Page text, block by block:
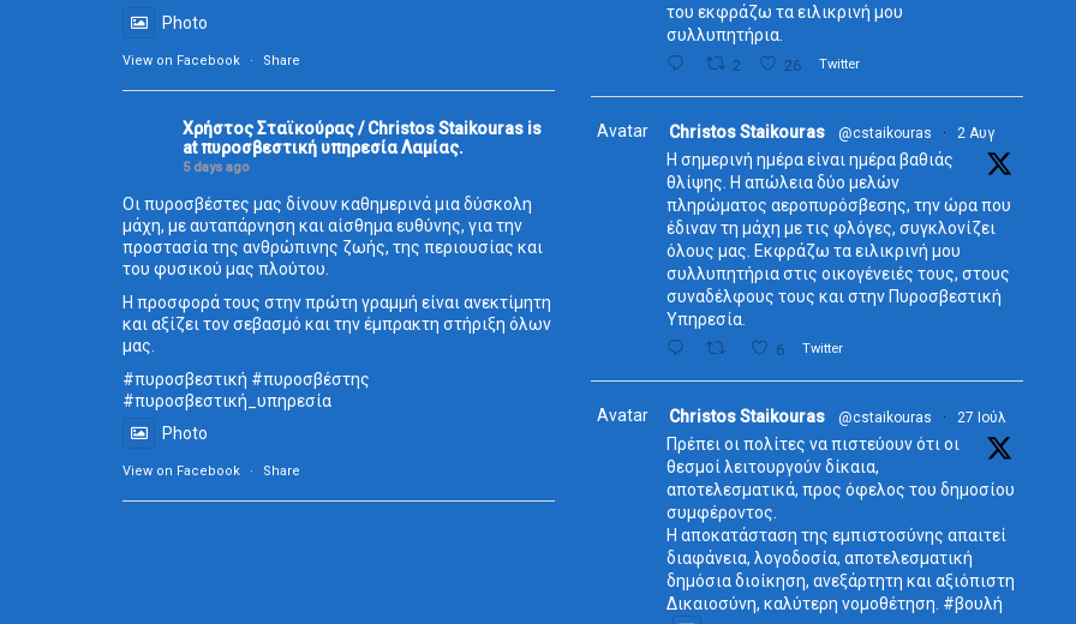
Photo
View on Facebook · Share
Χρήστος Σταϊκούρας / Christos Staikouras is
at πυροσβεστική υπηρεσία Λαμίας.
5 days ago
Οι πυροσβέστες μας δίνουν καθημερινά μια δύσκολη
μάχη, με αυταπάρνηση και αίσθημα ευθύνης, για την
προστασία της ανθρώπινης ζωής, της περιουσίας και
του φυσικού μας πλούτου.
Η προσφορά τους στην πρώτη γραμμή είναι ανεκτίμητη
και αξίζει τον σεβασμό και την έμπρακτη στήριξη όλων
μας.
#πυροσβεστική #πυροσβέστης
#πυροσβεστική_ υπηρεσία
Photo
View on Facebook · Share
του εκφράζω τα ειλικρινή μου
συλλυπητήρια.
2 26 Twitter
Avatar Christos Staikouras @cstaikouras · 2 Αυγ
Η σημερινή ημέρα είναι ημέρα βαθιάς
θλίψης. Η απώλεια δύο μελών
πληρώματος αεροπυρόσβεσης, την ώρα που
έδιναν τη μάχη με τις φλόγες, συγκλονίζει
όλους μας. Εκφράζω τα ειλικρινή μου
συλλυπητήρια στις οικογένειές τους, στους
συναδέλφους τους και στην Πυροσβεστική
Υπηρεσία.
6 Twitter
Avatar Christos Staikouras @cstaikouras · 27 Ιούλ
Πρέπει οι πολίτες να πιστεύουν ότι οι
θεσμοί λειτουργούν δίκαια,
αποτελεσματικά, προς όφελος του δημοσίου
συμφέροντος.
Η αποκατάσταση της εμπιστοσύνης απαιτεί
διαφάνεια, λογοδοσία, αποτελεσματική
δημόσια διοίκηση, ανεξάρτητη και αξιόπιστη
Δικαιοσύνη, καλύτερη νομοθέτηση. #βουλή